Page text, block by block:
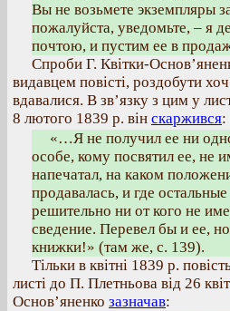
Вы не возьмете экземпляры
пожалуйста, уведомьте, – я
почтою, и пустим ее в
Спроби Г. Квітки-
видавцем повісті, роздобути
вдавалися. В зв’язку з цим у
8 лютого 1839 р. він скаржився:
«…Я не получил ее ни
особе, кому посвятил ее, не
напечатал, на каком
продавалась, и где
решительно ни от кого не
сведение. Перевел бы и ее,
книжки!» (там же, с. 139).
Тільки в квітні 1839 р.
листі до П. Плетньова від 26
Основ’яненко зазначав: